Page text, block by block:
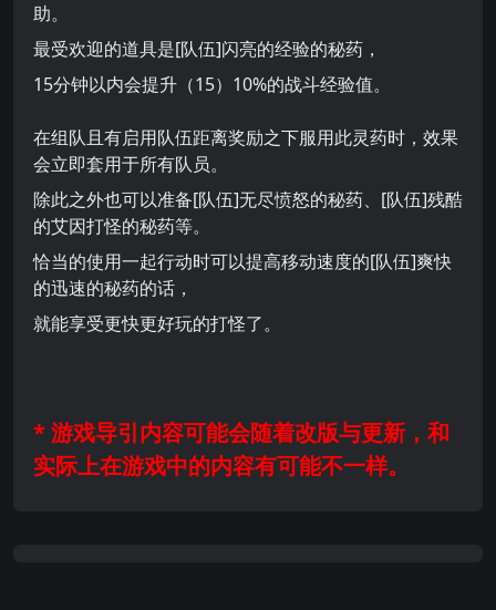
助。
最受欢迎的道具是[队伍]闪亮的经验的秘药，
15分钟以内会提升（15）10%的战斗经验值。
在组队且有启用队伍距离奖励之下服用此灵药时，效果
会立即套用于所有队员。
除此之外也可以准备[队伍]无尽愤怒的秘药、[队伍]残酷
的艾因打怪的秘药等。
恰当的使用一起行动时可以提高移动速度的[队伍]爽快
的迅速的秘药的话，
就能享受更快更好玩的打怪了。
* 游戏导引内容可能会随着改版与更新，和
实际上在游戏中的内容有可能不一样。